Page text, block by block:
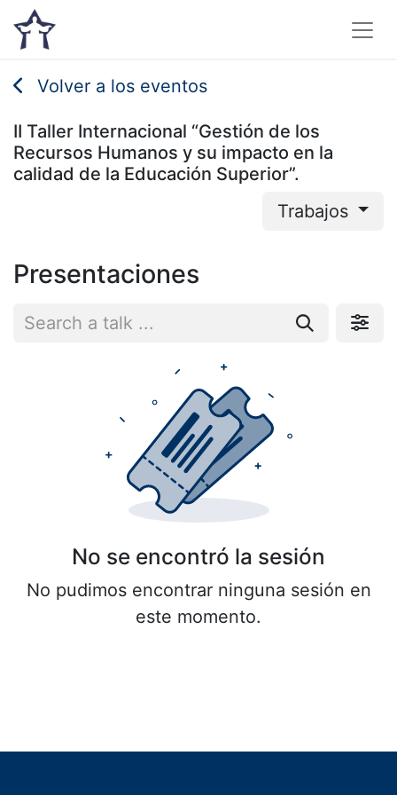
Volver a los eventos
II Taller Internacional “Gestión de los
Recursos Humanos y su impacto en la
calidad de la Educación Superior”.
Trabajos
Presentaciones
No se encontró la sesión
No pudimos encontrar ninguna sesión en
este momento.